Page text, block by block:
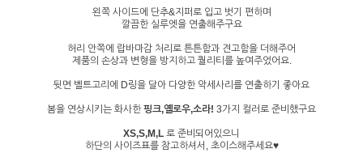
왼쪽 사이드에 단추&지퍼로 입고 벗기 편하며
깔끔한 실루엣을 연출해주구요
허리 안쪽에 랍바마감 처리로 튼튼함과 견고함을 더해주어
제품의 손상과 변형을 방지하고 퀄리티를 높여주었어요.
뒷면 벨트고리에 D링을 달아 다양한 악세사리를 연출하기 좋아요
봄을 연상시키는 화사한 핑크,옐로우,소라! 3가지 컬러로 준비했구요
XS,S,M,L 로 준비되어있으니
하단의 사이즈표를 참고하셔서, 초이스해주세요♥